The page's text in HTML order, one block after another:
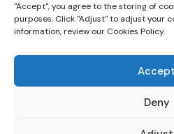
Pitakon
"Accept", you agree to the storing of
purposes. Click "Adjust" to adjust your
information, review our Cookies Policy.
Accept
Deny